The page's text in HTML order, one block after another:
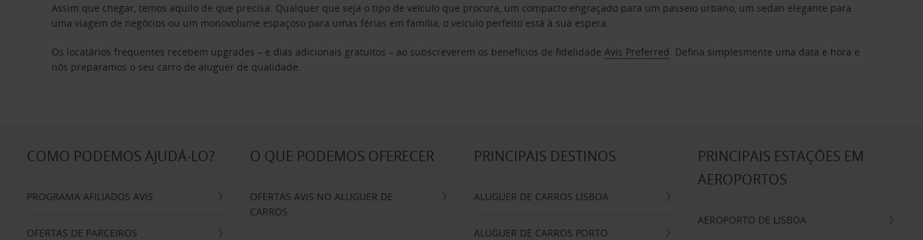
Assim que chegar, temos aquilo de que precisa. Qualquer que seja o tipo de veículo que procura, um compacto engraçado para um passeio urbano, um sedan elegante para
uma viagem de negócios ou um monovolume espaçoso para umas férias em família, o veículo perfeito está à sua espera.
Os locatários frequentes recebem upgrades – e dias adicionais gratuitos – ao subscreverem os benefícios de fidelidadeAvis Preferred. Defina simplesmente uma data e hora e
nós preparamos o seu carro de aluguer de qualidade.
COMO PODEMOS AJUDÁ-LO?
PROGRAMA AFILIADOS AVIS
OFERTAS DE PARCEIROS
O QUE PODEMOS OFERECER
OFERTAS AVIS NO ALUGUER DE
CARROS
PRINCIPAIS DESTINOS
ALUGUER DE CARROS LISBOA
ALUGUER DE CARROS PORTO
PRINCIPAIS ESTAÇÕES EM
AEROPORTOS
AEROPORTO DE LISBOA